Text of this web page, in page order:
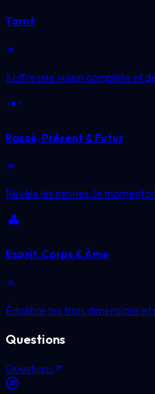
Tarot
Il offre une vision complète et
Passé, Présent & Futur
Révèle les racines, le moment
Esprit, Corps & Âme
Équilibre tes trois dimensions
Questions
Questions